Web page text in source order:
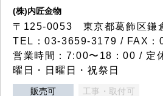
(株)内匠金物
〒125-0053 東京都葛飾区鎌
TEL：03-3659-3179 / FAX：
営業時間：7:00〜18：00 / 定
曜日・日曜日・祝祭日
販売可 工事・取付可